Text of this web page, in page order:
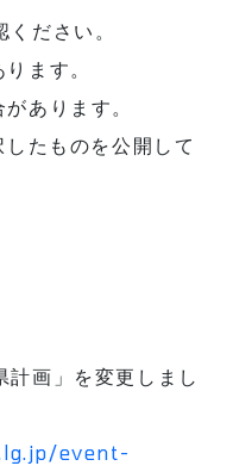
ださい。
ます。
あります。
たものを公開して
計画」を変更しまし
event-